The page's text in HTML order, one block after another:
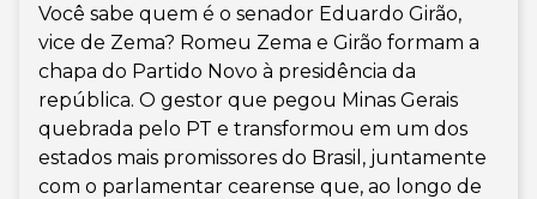
Você sabe quem é o senador Eduardo Girão,
vice de Zema? Romeu Zema e Girão formam a
chapa do Partido Novo à presidência da
república. O gestor que pegou Minas Gerais
quebrada pelo PT e transformou em um dos
estados mais promissores do Brasil, juntamente
com o parlamentar cearense que, ao longo de